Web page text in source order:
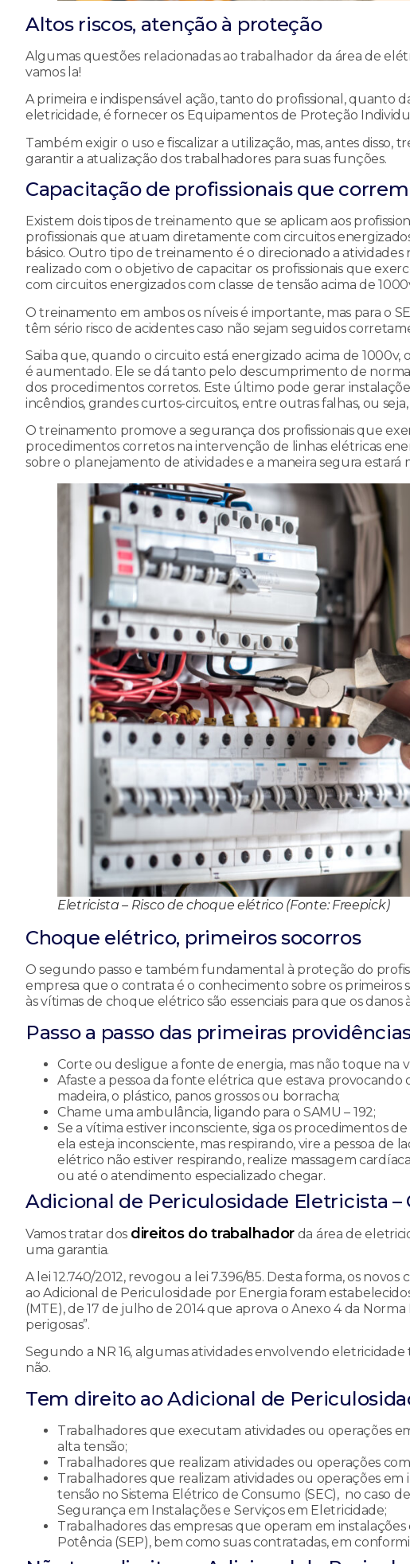
Altos riscos, atenção à proteção
Algumas questões relacionadas ao trabalhador da área de
vamos la!
A primeira e indispensável ação, tanto do profissional, quanto
eletricidade, é fornecer os Equipamentos de Proteção
Também exigir o uso e fiscalizar a utilização, mas, antes
garantir a atualização dos trabalhadores para suas funções.
Capacitação de profissionais que
Existem dois tipos de treinamento que se aplicam aos
profissionais que atuam diretamente com circuitos
básico. Outro tipo de treinamento é o direcionado a atividades
realizado com o objetivo de capacitar os profissionais que
com circuitos energizados com classe de tensão acima de
O treinamento em ambos os níveis é importante, mas para o
têm sério risco de acidentes caso não sejam seguidos
Saiba que, quando o circuito está energizado acima de 1000v,
é aumentado. Ele se dá tanto pelo descumprimento de
dos procedimentos corretos. Este último pode gerar
incêndios, grandes curtos-circuitos, entre outras falhas, ou
O treinamento promove a segurança dos profissionais que
procedimentos corretos na intervenção de linhas elétricas
sobre o planejamento de atividades e a maneira segura estará
Eletricista – Risco de choque elétrico (Fonte: Freepick)
Choque elétrico, primeiros socorros
O segundo passo e também fundamental à proteção do
empresa que o contrata é o conhecimento sobre os primeiros
às vítimas de choque elétrico são essenciais para que os
Passo a passo das primeiras
Corte ou desligue a fonte de energia, mas não toque na
Afaste a pessoa da fonte elétrica que estava
madeira, o plástico, panos grossos ou borracha;
Chame uma ambulância, ligando para o SAMU – 192;
Se a vítima estiver inconsciente, siga os procedimentos
ela esteja inconsciente, mas respirando, vire a pessoa de
elétrico não estiver respirando, realize massagem
ou até o atendimento especializado chegar.
Adicional de Periculosidade Eletricista –
Vamos tratar dos direitos do trabalhador da área de
uma garantia.
A lei 12.740/2012, revogou a lei 7.396/85. Desta forma, os
ao Adicional de Periculosidade por Energia foram
(MTE), de 17 de julho de 2014 que aprova o Anexo 4 da
perigosas”.
Segundo a NR 16, algumas atividades envolvendo
não.
Tem direito ao Adicional de
Trabalhadores que executam atividades ou operações
alta tensão;
Trabalhadores que realizam atividades ou operações
Trabalhadores que realizam atividades ou operações
tensão no Sistema Elétrico de Consumo (SEC), no caso
Segurança em Instalações e Serviços em Eletricidade;
Trabalhadores das empresas que operam em
Potência (SEP), bem como suas contratadas, em